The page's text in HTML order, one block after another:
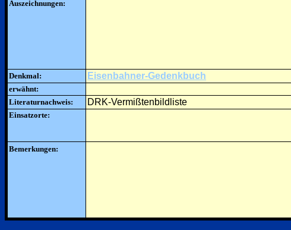
Auszeichnungen:
Denkmal: Eisenbahner-Gedenkbuch
erwähnt:
Literaturnachweis:
DRK-Vermißtenbildliste
Einsatzorte:
Bemerkungen: